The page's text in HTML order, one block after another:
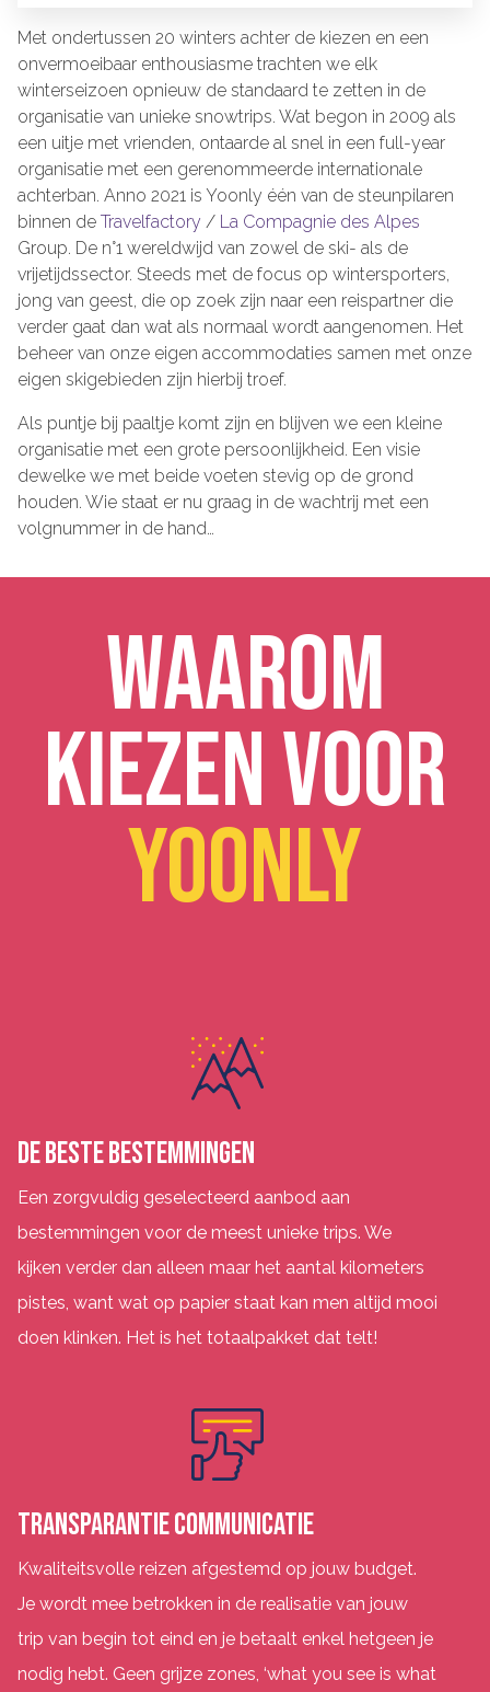
Met ondertussen 20 winters achter de kiezen en een
onvermoeibaar enthousiasme trachten we elk
winterseizoen opnieuw de standaard te zetten in de
organisatie van unieke snowtrips. Wat begon in 2009 als
een uitje met vrienden, ontaarde al snel in een full-year
organisatie met een gerenommeerde internationale
achterban. Anno 2021 is Yoonly één van de steunpilaren
binnen de Travelfactory / La Compagnie des Alpes
Group. De n°1 wereldwijd van zowel de ski- als de
vrijetijdssector. Steeds met de focus op wintersporters,
jong van geest, die op zoek zijn naar een reispartner die
verder gaat dan wat als normaal wordt aangenomen. Het
beheer van onze eigen accommodaties samen met onze
eigen skigebieden zijn hierbij troef.
Als puntje bij paaltje komt zijn en blijven we een kleine
organisatie met een grote persoonlijkheid. Een visie
dewelke we met beide voeten stevig op de grond
houden. Wie staat er nu graag in de wachtrij met een
volgnummer in de hand…
WAAROM
KIEZEN voor
Yoonly
DE BESTE BESTEMMINGEN
Een zorgvuldig geselecteerd aanbod aan
bestemmingen voor de meest unieke trips. We
kijken verder dan alleen maar het aantal kilometers
pistes, want wat op papier staat kan men altijd mooi
doen klinken. Het is het totaalpakket dat telt!
TRANSPARANTIE COMMUNICATIE
Kwaliteitsvolle reizen afgestemd op jouw budget.
Je wordt mee betrokken in de realisatie van jouw
trip van begin tot eind en je betaalt enkel hetgeen je
nodig hebt. Geen grijze zones, ‘what you see is what